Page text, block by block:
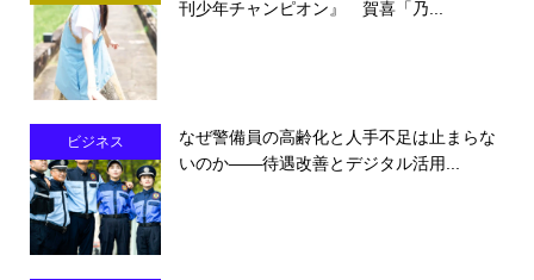
刊少年チャンピオン』 賀喜「乃...
ビジネス
なぜ警備員の高齢化と人手不足は止まらな
いのか――待遇改善とデジタル活用...